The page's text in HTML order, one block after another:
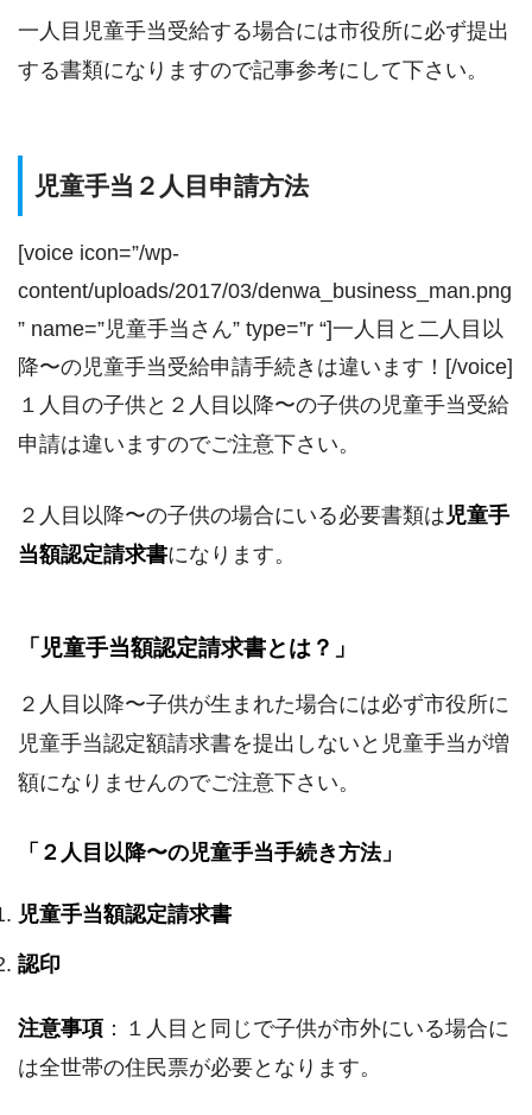
一人目児童手当受給する場合には市役所に必ず提出
する書類になりますので記事参考にして下さい。
児童手当２人目申請方法
[voice icon=”/wp-
content/uploads/2017/03/denwa_business_man.png
” name=”児童手当さん” type=”r “]一人目と二人目以
降〜の児童手当受給申請手続きは違います！[/voice]
１人目の子供と２人目以降〜の子供の児童手当受給
申請は違いますのでご注意下さい。
２人目以降〜の子供の場合にいる必要書類は 児童手
当額認定請求書になります。
「児童手当額認定請求書とは？」
２人目以降〜子供が生まれた場合には必ず市役所に
児童手当認定額請求書を提出しないと児童手当が増
額になりませんのでご注意下さい。
「２人目以降〜の児童手当手続き方法」
児童手当額認定請求書
認印
注意事項 ：１人目と同じで子供が市外にいる場合に
は全世帯の住民票が必要となります。